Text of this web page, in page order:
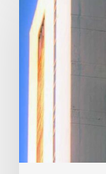
lanza
premio
comercio
exterior
para
empresas